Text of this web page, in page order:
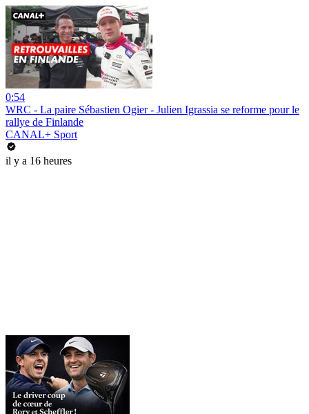
0:54
WRC - La paire Sébastien Ogier - Julien Igrassia se reforme pour le
rallye de Finlande
CANAL+ Sport
il y a 16 heures